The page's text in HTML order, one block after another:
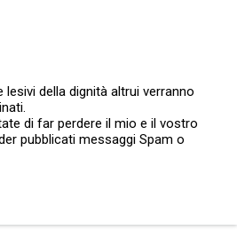
lesivi della dignità altrui verranno
di far perdere il mio e il vostro
pubblicati messaggi Spam o